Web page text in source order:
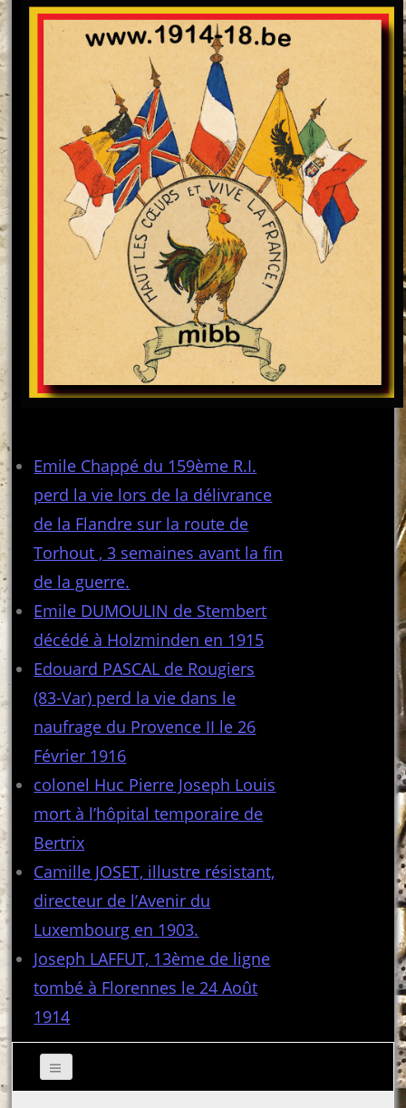
Emile Chappé du 159ème R.I.
perd la vie lors de la délivrance
de la Flandre sur la route de
Torhout , 3 semaines avant la fin
de la guerre.
Emile DUMOULIN de Stembert
décédé à Holzminden en 1915
Edouard PASCAL de Rougiers
(83-Var) perd la vie dans le
naufrage du Provence II le 26
Février 1916
colonel Huc Pierre Joseph Louis
mort à l’hôpital temporaire de
Bertrix
Camille JOSET, illustre résistant,
directeur de l’Avenir du
Luxembourg en 1903.
Joseph LAFFUT, 13ème de ligne
tombé à Florennes le 24 Août
1914